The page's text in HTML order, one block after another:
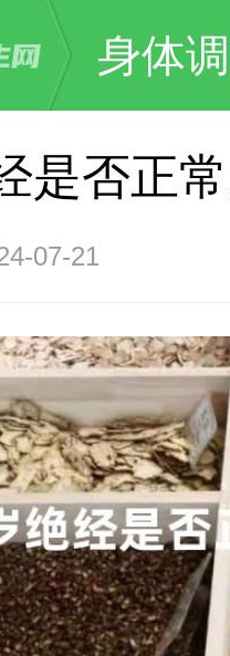
身体
是否正
07-21